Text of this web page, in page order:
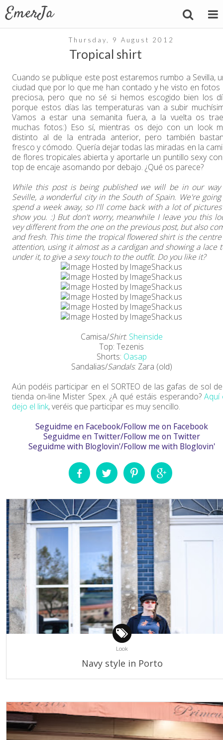
Thursday, 9 August 2012
Tropical shirt
Cuando se publique este post estaremos rumbo a Sevilla,
ciudad que por lo que me han contado y he visto en fotos
preciosa, pero que no sé si hemos escogido bien los
porque estos días las temperaturas van a subir
Vamos a estar una semanita fuera, a la vuelta os
muchas fotos:) Eso sí, mientras os dejo con un look
distinto al de la entrada anterior, pero también
fresco y cómodo. Quería dejar todas las miradas en la
de flores tropicales abierta y aportarle un puntillo sexy
top de encaje asomando por debajo. ¿Qué os parece?
While this post is being published we will be in our
Seville, a wonderful city in the South of Spain. We're
spend a week away, so I'll come back with a lot of
show you. :) But don't worry, meanwhile I leave you this
vey different from the one on the previous post, but also
and fresh. This time the tropical flowered shirt is the
attention, using it almost as a cardigan and showing a lace
under it, to give a sexy touch to the outfit. Do you like it?
Camisa/Shirt: Sheinside
Top: Tezenis
Shorts: Oasap
Sandalias/Sandals: Zara (old)
Aún podéis participar en el SORTEO de las gafas de sol
tienda on-line Mister Spex. ¿A qué estáis esperando? Aquí
dejo el link, veréis que participar es muy sencillo.
Seguidme en Facebook/Follow me on Facebook
Seguidme en Twitter/Follow me on Twitter
Seguidme with Bloglovin'/Follow me with Bloglovin'
Look
Navy style in Porto